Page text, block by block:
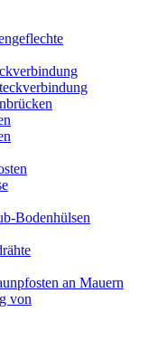
Bodenhülsen
an Mauern
von